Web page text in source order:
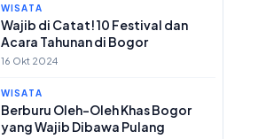
WISATA
Wajib di Catat! 10 Festival dan
Acara Tahunan di Bogor
16 Okt 2024
WISATA
Berburu Oleh-Oleh Khas Bogor
yang Wajib Dibawa Pulang